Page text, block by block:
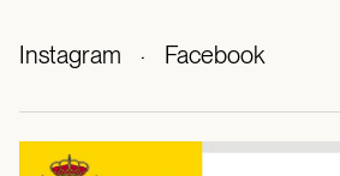
Instagram · Facebook